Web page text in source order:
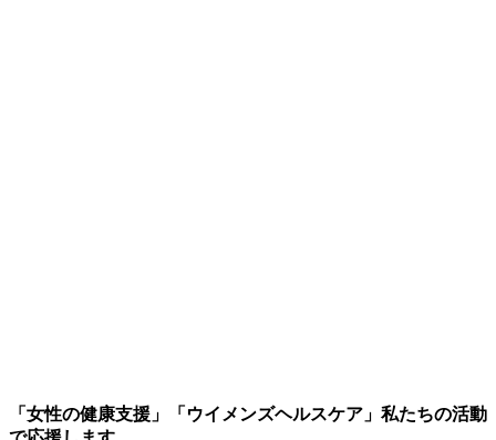
「女性の健康支援」「ウイメンズヘルスケア」私たちの活動